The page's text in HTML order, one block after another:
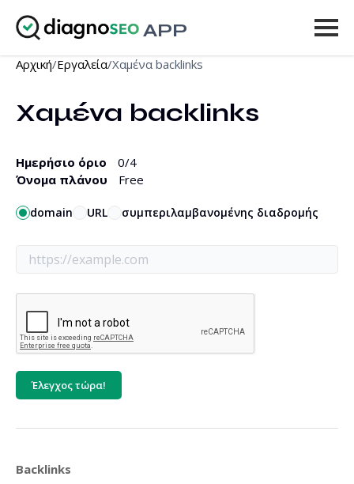
APP
Εργαλεία
Τιμοκατάλογος
Είσοδος
Αρχική/Εργαλεία/Χαμένα backlinks
Χαμένα backlinks
Ημερήσιο όριο 0/4
Όνομα πλάνου
Free
domain URL συμπεριλαμβανομένης διαδρομής
Έλεγχος τώρα!
Backlinks